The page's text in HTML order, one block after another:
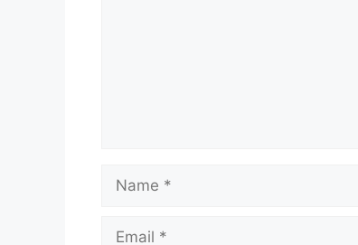
Name
Email